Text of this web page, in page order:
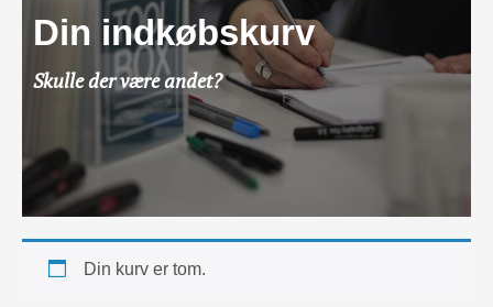
Din indkøbskurv
Skulle der være andet?
Din kurv er tom.